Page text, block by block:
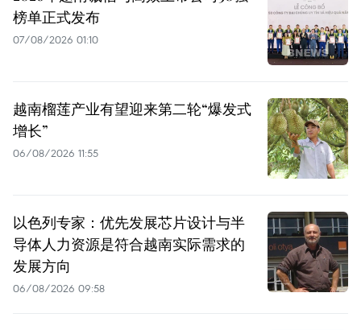
榜单正式发布
07/08/2026 01:10
越南榴莲产业有望迎来第二轮“爆发式
增长”
06/08/2026 11:55
以色列专家：优先发展芯片设计与半
导体人力资源是符合越南实际需求的
发展方向
06/08/2026 09:58